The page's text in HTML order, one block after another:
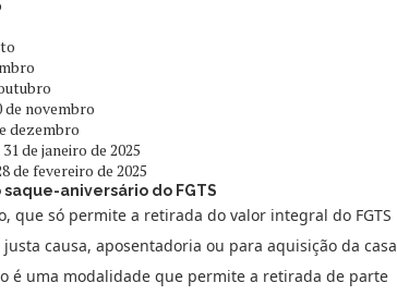
de novembro
dezembro
de janeiro de 2025
de fevereiro de 2025
aniversário do FGTS
que só permite a retirada do valor integral do FGTS
causa, aposentadoria ou para aquisição da casa
é uma modalidade que permite a retirada de parte